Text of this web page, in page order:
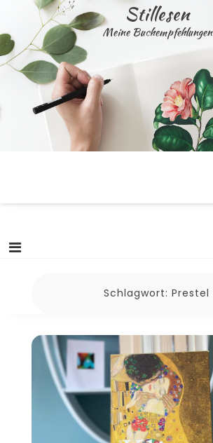
content
Stillesen
Meine Buchempfehlungen
Schlagwort:Prestel